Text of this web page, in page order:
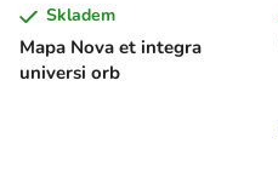
Mapa Nova et integra
universi orb
Skladem